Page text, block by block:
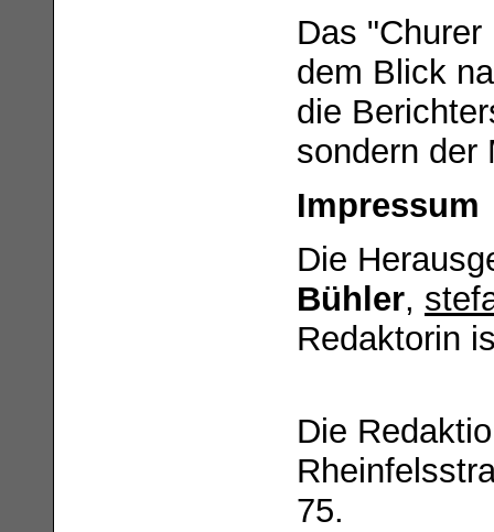
Das
dem Blick
die
sondern der
Impressum
Die
Bühler,
Redaktorin
Die
75.